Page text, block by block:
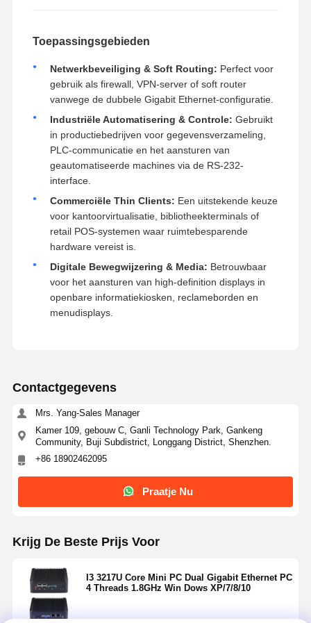
Toepassingsgebieden
Netwerkbeveiliging & Soft Routing: Perfect voor
gebruik als firewall, VPN-server of soft router
vanwege de dubbele Gigabit Ethernet-configuratie.
Industriële Automatisering & Controle: Gebruikt
in productiebedrijven voor gegevensverzameling,
PLC-communicatie en het aansturen van
geautomatiseerde machines via de RS-232-
interface.
Commerciële Thin Clients: Een uitstekende keuze
voor kantoorvirtualisatie, bibliotheekterminals of
retail POS-systemen waar ruimtebesparende
hardware vereist is.
Digitale Bewegwijzering & Media: Betrouwbaar
voor het aansturen van high-definition displays in
openbare informatiekiosken, reclameborden en
menudisplays.
Contactgegevens
Mrs. Yang-Sales Manager
Kamer 109, gebouw C, Ganli Technology Park, Gankeng
Community, Buji Subdistrict, Longgang District, Shenzhen.
+86 18902462095
Praatje Nu
Krijg De Beste Prijs Voor
I3 3217U Core Mini PC Dual Gigabit Ethernet PC
4 Threads 1.8GHz Win Dows XP/7/8/10